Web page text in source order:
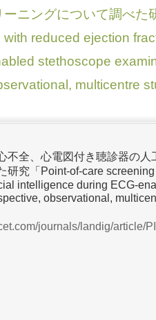
ーニングについて調べ
with reduced ejection
stethoscope
multicentre
不全、心電図付き聴診器の
研究「Point-of-care
intelligence during ECG-
observational,
journals/landig/article/